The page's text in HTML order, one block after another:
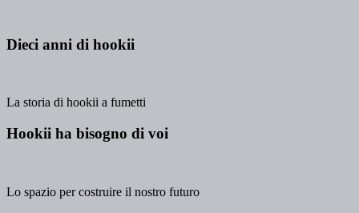
Dieci anni di hookii
La storia di hookii a fumetti
Hookii ha bisogno di voi
Lo spazio per costruire il nostro futuro